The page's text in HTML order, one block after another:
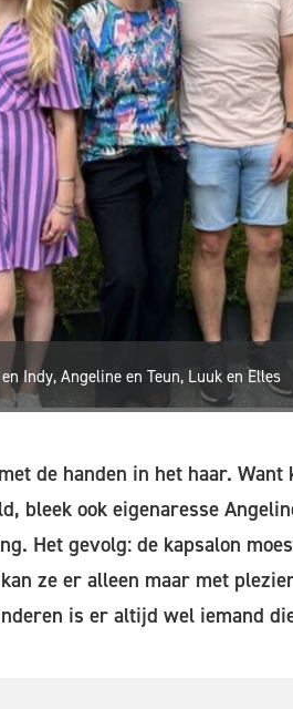
Indy, Angeline en Teun, Luuk en Elles
de handen in het haar.
bleek ook eigenaresse
Het gevolg: de kapsalon
ze er alleen maar met
is er altijd wel iemand